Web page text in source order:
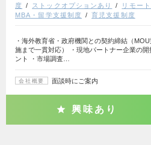
度
ストックオプションあり リモー
MBA・留学支援制度
育児支援制度
・海外教育省・政府機関との契約締結（
施まで一貫対応） ・現地パートナー企業の開
ント ・市場調査…
会社概要 面談時にご案内
興味あり